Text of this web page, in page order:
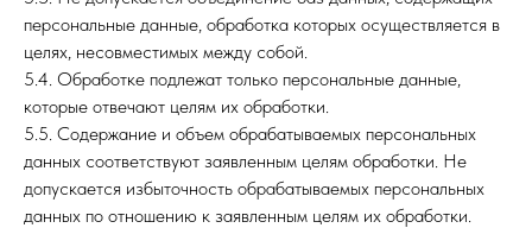
персональные данные, обработка которых осуществляется в
целях, несовместимых между собой.
5.4. Обработке подлежат только персональные данные,
которые отвечают целям их обработки.
5.5. Содержание и объем обрабатываемых персональных
данных соответствуют заявленным целям обработки. Не
допускается избыточность обрабатываемых персональных
данных по отношению к заявленным целям их обработки.